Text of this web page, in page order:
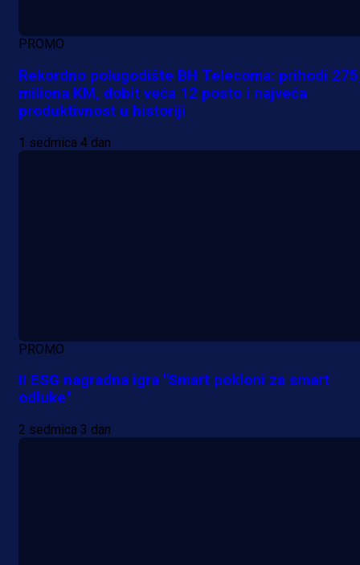
PROMO
Rekordno polugodište BH Telecoma: prihodi
miliona KM, dobit veća 12 posto i najveća
produktivnost u historiji
1 sedmica 4 dan
PROMO
II ESG nagradna igra "Smart pokloni za smart
odluke"
2 sedmica 3 dan